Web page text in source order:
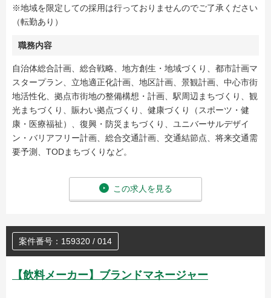
※地域を限定しての採用は行っておりませんのでご了承ください
（転勤あり）
職務内容
自治体総合計画、総合戦略、地方創生・地域づくり、都市計画マ
スタープラン、立地適正化計画、地区計画、景観計画、中心市街
地活性化、拠点市街地の整備構想・計画、駅周辺まちづくり、観
光まちづくり、賑わい拠点づくり、健康づくり（スポーツ・健
康・医療福祉）、復興・防災まちづくり、ユニバーサルデザイ
ン・バリアフリー計画、総合交通計画、交通結節点、将来交通需
要予測、TODまちづくりなど。
この求人を見る
案件番号：159320 / 014
【飲料メーカー】ブランドマネージャー